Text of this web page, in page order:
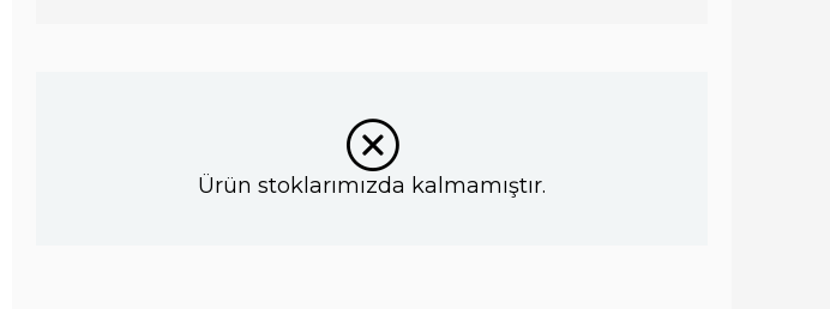
Ürün stoklarımızda kalmamıştır.